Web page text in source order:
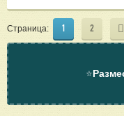
Страница: 1 2
⭐